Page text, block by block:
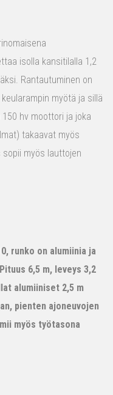
isolla kansitilalla 1,2
Rantautuminen on
myötä ja sillä
hv moottori ja joka
takaavat myös
sopii myös lauttojen
runko on alumiinia ja
6,5 m, leveys 3,2
alumiiniset 2,5 m
pienten ajoneuvojen
myös työtasona